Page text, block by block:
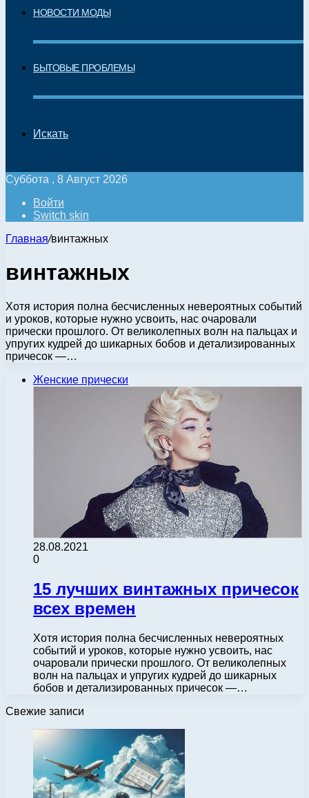
НОВОСТИ МОДЫ
БЫТОВЫЕ ПРОБЛЕМЫ
Искать
Суббота , 8 Август 2026
Войти
Switch skin
Главная/винтажных
винтажных
Хотя история полна бесчисленных невероятных событий
и уроков, которые нужно усвоить, нас очаровали
прически прошлого. От великолепных волн на пальцах и
упругих кудрей до шикарных бобов и детализированных
причесок —…
Женские прически
28.08.2021
0
15 лучших винтажных причесок
всех времен
Хотя история полна бесчисленных невероятных
событий и уроков, которые нужно усвоить, нас
очаровали прически прошлого. От великолепных
волн на пальцах и упругих кудрей до шикарных
бобов и детализированных причесок —…
Свежие записи